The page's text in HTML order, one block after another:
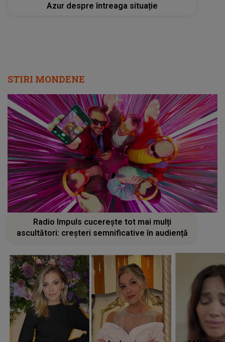
Azur despre întreaga situație
STIRI MONDENE
Radio Impuls cucerește tot mai mulți
ascultători: creșteri semnificative în audiență